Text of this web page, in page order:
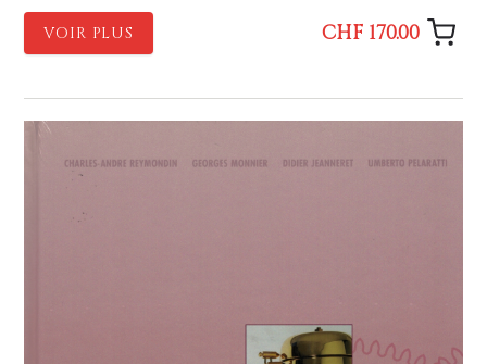
VOIR PLUS CHF 170.00